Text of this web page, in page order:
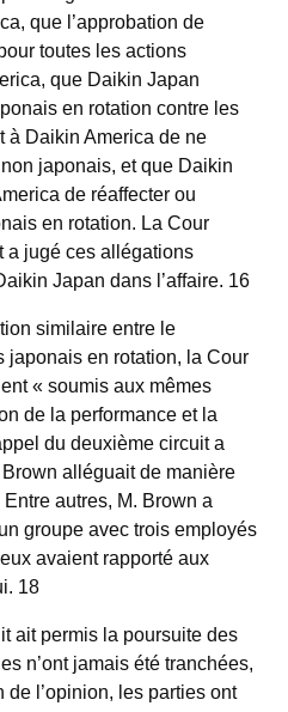
que l’approbation de
toutes les actions
que Daikin Japan
en rotation contre les
à Daikin America de ne
japonais, et que Daikin
de réaffecter ou
en rotation. La Cour
a jugé ces allégations
Japan dans l’affaire. 16
similaire entre le
japonais en rotation, la Cour
« soumis aux mêmes
de la performance et la
du deuxième circuit a
alléguait de manière
autres, M. Brown a
groupe avec trois employés
avaient rapporté aux
18
ait permis la poursuite des
n’ont jamais été tranchées,
l’opinion, les parties ont